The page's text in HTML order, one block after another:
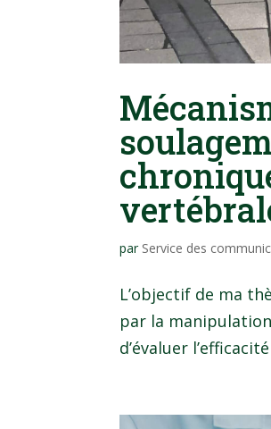
par Service des
L’objectif de ma
par la
d’évaluer